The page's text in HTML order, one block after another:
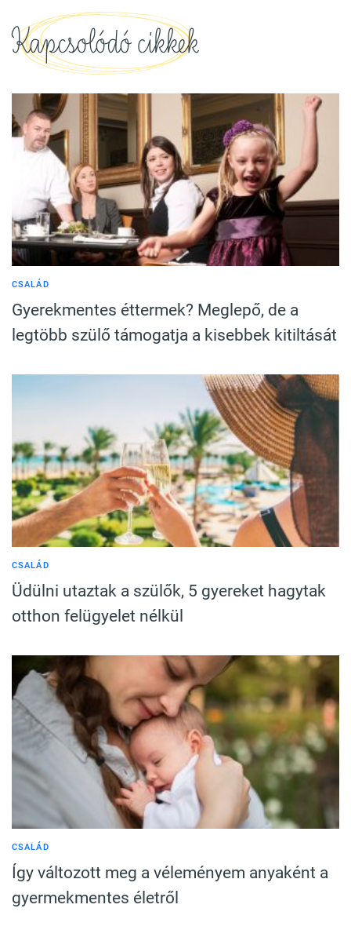
Kapcsolódó cikkek
CSALÁD
Gyerekmentes éttermek? Meglepő, de a
legtöbb szülő támogatja a kisebbek kitiltását
CSALÁD
Üdülni utaztak a szülők, 5 gyereket hagytak
otthon felügyelet nélkül
CSALÁD
Így változott meg a véleményem anyaként a
gyermekmentes életről